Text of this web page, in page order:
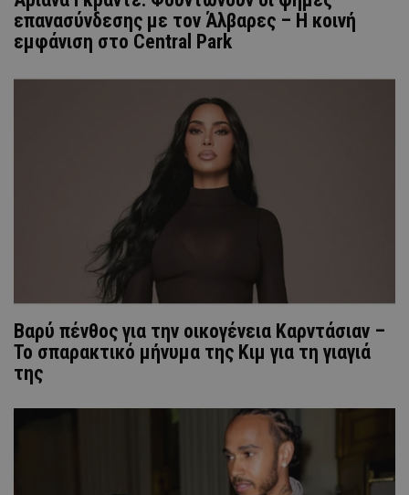
επανασύνδεσης με τον Άλβαρες – Η κοινή
εμφάνιση στο Central Park
Βαρύ πένθος για την οικογένεια Καρντάσιαν –
Το σπαρακτικό μήνυμα της Κιμ για τη γιαγιά
της